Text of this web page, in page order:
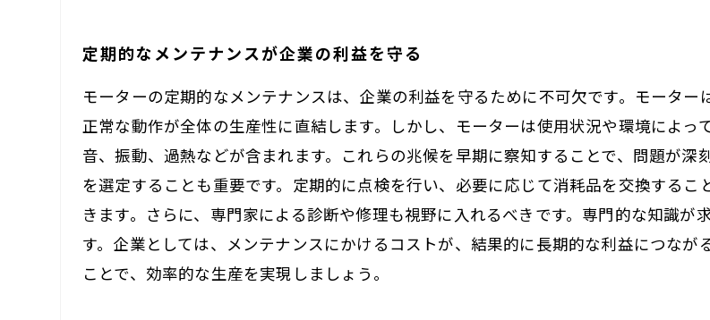
定期的なメンテナンスが企業の利益を守る
モーターの定期的なメンテナンスは、企業の利益を守るために不可欠です。モータ
正常な動作が全体の生産性に直結します。しかし、モーターは使用状況や環境によ
音、振動、過熱などが含まれます。これらの兆候を早期に察知することで、問題が
を選定することも重要です。定期的に点検を行い、必要に応じて消耗品を交換する
きます。さらに、専門家による診断や修理も視野に入れるべきです。専門的な知識
す。企業としては、メンテナンスにかけるコストが、結果的に長期的な利益につな
ことで、効率的な生産を実現しましょう。